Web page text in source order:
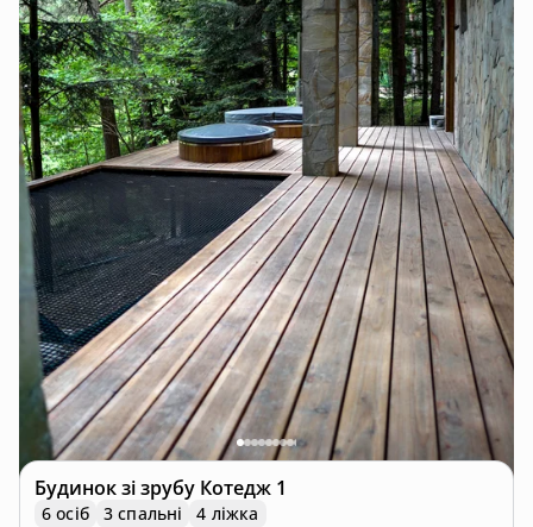
Будинок зі зрубу Котедж 1
6 осіб 3 спальні 4 ліжка